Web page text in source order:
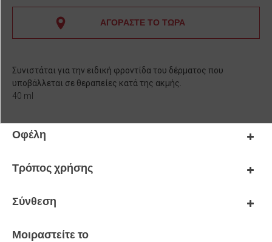
ΑΓΟΡΑΣΤΕ ΤΟ ΤΩΡΑ
Συνιστάται για την ειδική φροντίδα του δέρματος που
υποβάλλεται σε θεραπείες κατά της ακμής.
40 ml
Οφέλη
Τρόπος χρήσης
Σύνθεση
Μοιραστείτε το